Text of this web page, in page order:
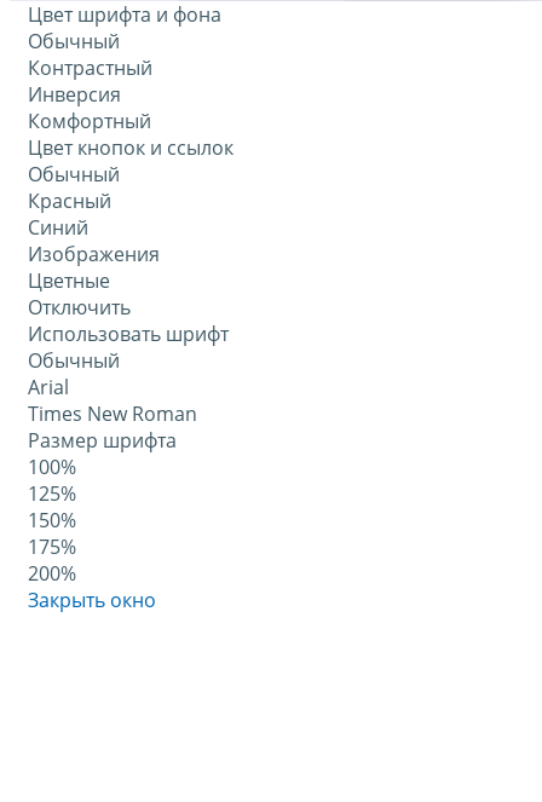
Цвет шрифта и фона
Обычный
Контрастный
Инверсия
Комфортный
Цвет кнопок и ссылок
Обычный
Красный
Синий
Изображения
Цветные
Отключить
Использовать шрифт
Обычный
Arial
Times New Roman
Размер шрифта
100%
125%
150%
175%
200%
Закрыть окно